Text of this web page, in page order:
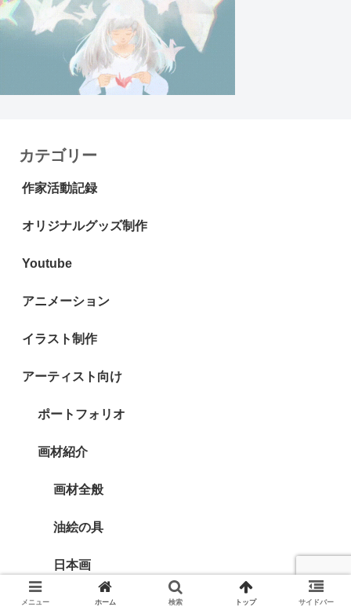
カテゴリー
作家活動記録
オリジナルグッズ制作
Youtube
アニメーション
イラスト制作
アーティスト向け
ポートフォリオ
画材紹介
画材全般
油絵の具
日本画
水彩絵の具
メニュー ホーム 検索 トップ サイドバー